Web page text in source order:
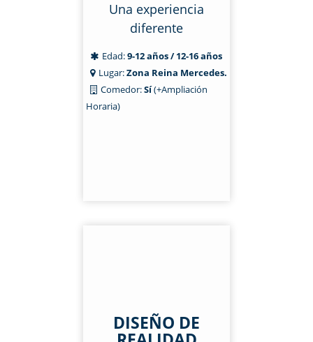
Una experiencia
diferente
Edad:9-12 años / 12-16 años
Lugar:Zona Reina Mercedes.
Comedor:Sí(+Ampliación
Horaria)
DISEÑO DE